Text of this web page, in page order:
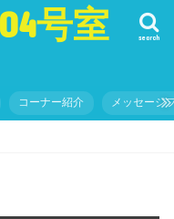
号室
search
コーナー紹介 メッセージ